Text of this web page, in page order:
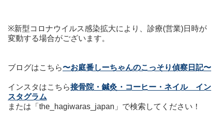
※新型コロナウイルス感染拡大により、診療(営業)日時が
変動する場合がございます。
ブログはこちら〜お庭番しーちゃんのこっそり偵察日記〜
インスタはこちら接骨院・鍼灸・コーヒー・ネイル イン
スタグラム
または「the_hagiwaras_japan」で検索してください！